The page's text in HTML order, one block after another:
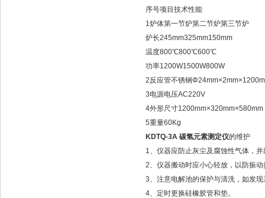
序号项目 技术性能
1炉体第一节炉第二节炉第三节炉
炉长245mm325mm150mm
温度800℃800℃600℃
功率1200W1500W800W
2反应管不锈钢
3电源电压AC220V
4外形尺寸1200mm×320mm×580mm
5重量60Kg
KDTQ-3A 碳氢元素测定仪的维护
1、仪器应防止灰尘及腐蚀性气体，
2、仪器搬动时应小心轻放，以防振动
3、注意电解池的保护与清洗，如发
4、定时更换硅橡胶管和垫。